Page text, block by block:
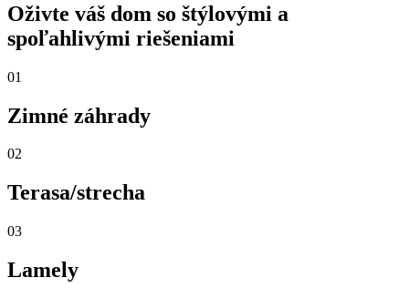
Oživte váš dom so štýlovými a
spoľahlivými riešeniami
01
Zimné záhrady
02
Terasa/strecha
03
Lamely